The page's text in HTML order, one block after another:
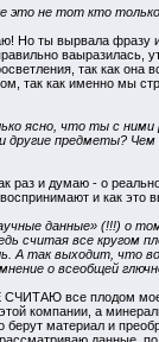
это не тот кто
Но ты вырвала фразу
ваыразилась,
так как она
так как именно мы
ясно, что ты с
другие предметы? Чем
раз и думаю - о
и как это
данные» (!!!) о
считая все кругом
А так выходит, что
о всеобщей
СЧИТАЮ все плодом
компании, а
берут материал и